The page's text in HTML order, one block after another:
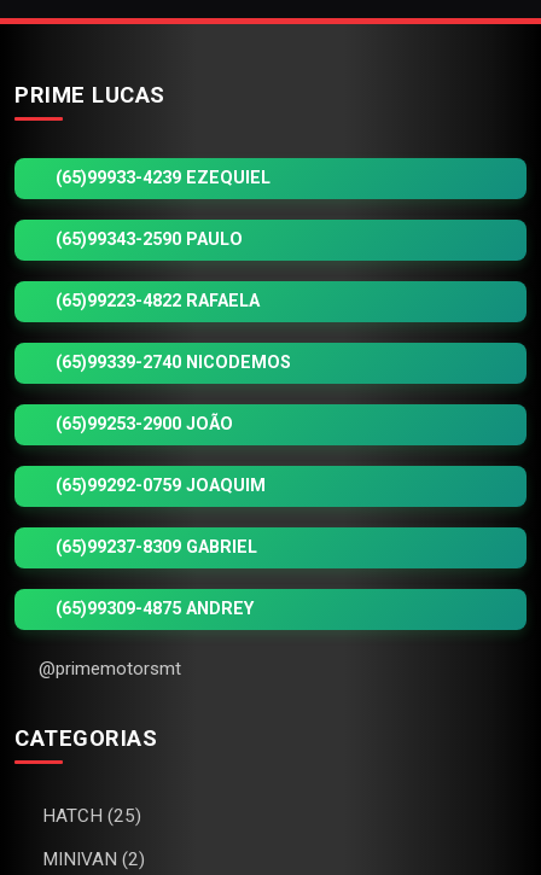
PRIME LUCAS
(65)99933-4239 EZEQUIEL
(65)99343-2590 PAULO
(65)99223-4822 RAFAELA
(65)99339-2740 NICODEMOS
(65)99253-2900 JOÃO
(65)99292-0759 JOAQUIM
(65)99237-8309 GABRIEL
(65)99309-4875 ANDREY
@primemotorsmt
CATEGORIAS
HATCH (25)
MINIVAN (2)